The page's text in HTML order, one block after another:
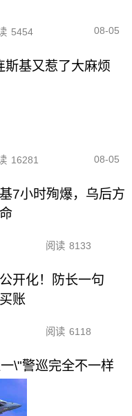
5454 08-05
斯基又惹了大麻烦
16281 08-05
7小时殉爆，乌后方
阅读 8133
开化！防长一句
账
阅读 6118
\"警巡完全不一样